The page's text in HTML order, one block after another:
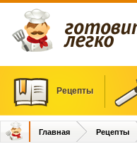
Рецепты
Главная Рецепты